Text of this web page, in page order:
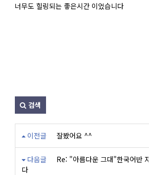
너무도 힐링되는 좋은시간 이었습니다
검색
이전글 잘봤어요 ^^
다음글
Re: "아름다운 그대"한국어반
다